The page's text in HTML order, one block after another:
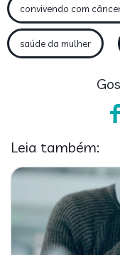
convivendo com
saúde da mulher
Leia também: